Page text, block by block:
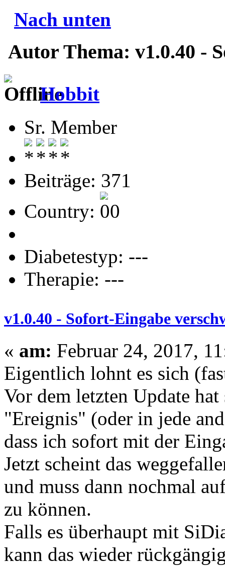
Nach unten
Autor Thema: v1.0.40 -
Hobbit
Sr. Member
Beiträge: 371
Country:
Diabetestyp: ---
Therapie: ---
v1.0.40 - Sofort-Eingabe
« am: Februar 24, 2017,
Eigentlich lohnt es sich
Vor dem letzten Update
"Ereignis" (oder in jede
dass ich sofort mit der
Jetzt scheint das
und muss dann nochmal
zu können.
Falls es überhaupt mit
kann das wieder